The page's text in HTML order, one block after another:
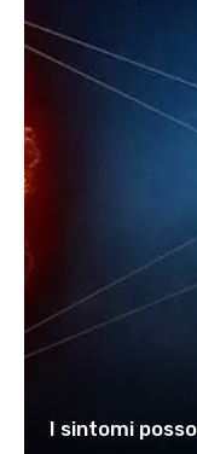
I sintomi